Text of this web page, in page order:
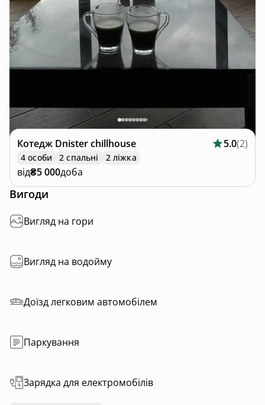
Котедж Dnister chillhouse 5.0(2)
4 особи 2 спальні 2 ліжка
від₴5 000доба
Вигоди
Вигляд на гори
Вигляд на водойму
Доїзд легковим автомобілем
Паркування
Зарядка для електромобілів